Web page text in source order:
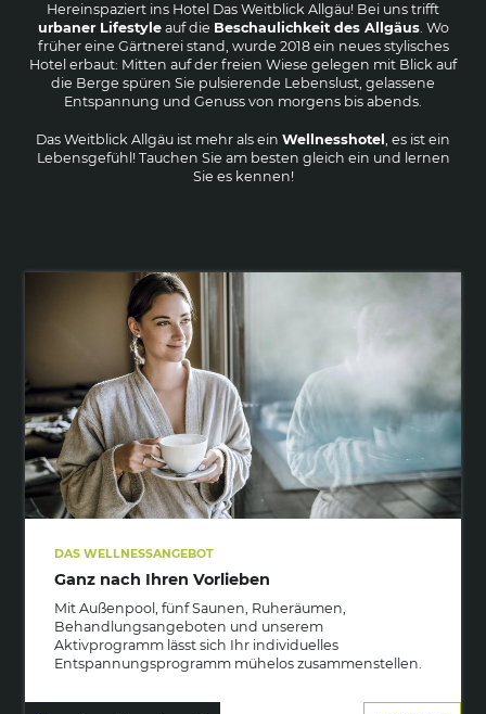
Hereinspaziert ins Hotel Das Weitblick Allgäu! Bei uns trifft
urbaner Lifestyleauf die Beschaulichkeit des Allgäus. Wo
früher eine Gärtnerei stand, wurde 2018 ein neues stylisches
Hotel erbaut: Mitten auf der freien Wiese gelegen mit Blick auf
die Berge spüren Sie pulsierende Lebenslust, gelassene
Entspannung und Genuss von morgens bis abends.
Das Weitblick Allgäu ist mehr als ein Wellnesshotel , es ist ein
Lebensgefühl! Tauchen Sie am besten gleich ein und lernen
Sie es kennen!
DAS WELLNESSANGEBOT
Ganz nach Ihren Vorlieben
Mit Außenpool, fünf Saunen, Ruheräumen,
Behandlungsangeboten und unserem
Aktivprogramm lässt sich Ihr individuelles
Entspannungsprogramm mühelos zusammenstellen.